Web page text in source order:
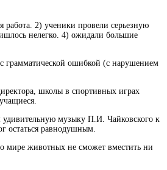
работа. 2) ученики провели серьезную
нелегко. 4) ожидали большие
грамматической ошибкой (с нарушением
школы в спортивных играх
удивительную музыку П.И. Чайковского к
остаться равнодушным.
мире животных не сможет вместить ни